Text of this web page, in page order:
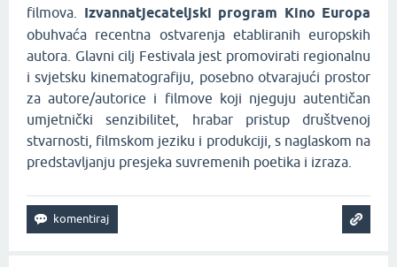
filmova. Izvannatjecateljski program Kino Europa
obuhvaća recentna ostvarenja etabliranih europskih
autora. Glavni cilj Festivala jest promovirati regionalnu
i svjetsku kinematografiju, posebno otvarajući prostor
za autore/autorice i filmove koji njeguju autentičan
umjetnički senzibilitet, hrabar pristup društvenoj
stvarnosti, filmskom jeziku i produkciji, s naglaskom na
predstavljanju presjeka suvremenih poetika i izraza.